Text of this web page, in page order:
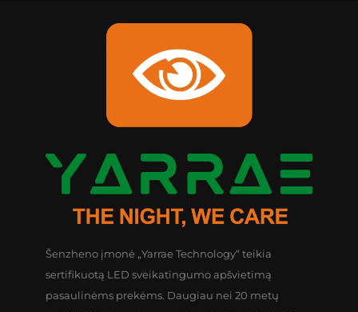
Šenzheno įmonė „Yarrae Technology“ teikia
sertifikuotą LED sveikatingumo apšvietimą
pasaulinėms prekėms. Daugiau nei 20 metų